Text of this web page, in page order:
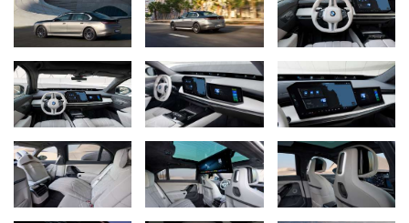
BMW Theatre Screen mit 8K Streaming, Gaming und Video-Calls
sorgen für erstklassiges Entertainment für Passagiere, ergänzt
Entertainment-Angebot ist im stehenden Fahrzeug auch auf dem
Zentral-Display verfügbar.
Bewährte Technologieoffenheit: Effiziente Verbrenner,
Plug-in-Hybride und vollelektrische Varianten mit jetzt über
720 Kilometern elektrischer Reichweite (WLTP) unter anderem
dank Rundzellen der sechsten Generation BMW eDrive.
Die neue BMW 7er Limousine überzeugt erneut mit einem